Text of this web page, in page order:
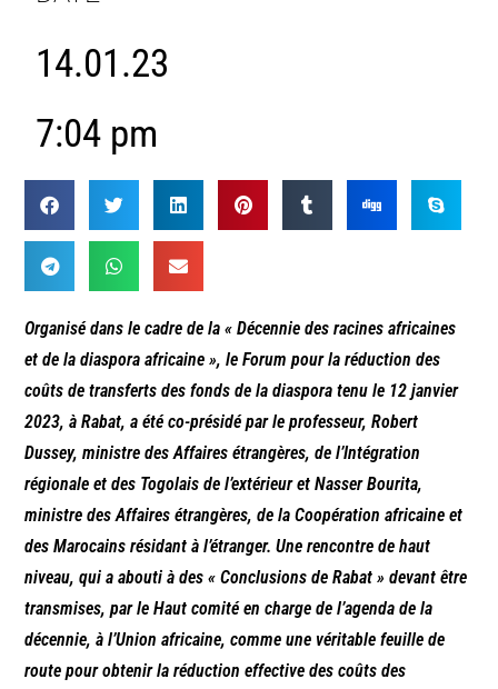
14.01.23
7:04 pm
Organisé dans le cadre de la « Décennie des racines africaines
et de la diaspora africaine », le Forum pour la réduction des
coûts de transferts des fonds de la diaspora tenu le 12 janvier
2023, à Rabat, a été co-présidé par le professeur, Robert
Dussey, ministre des Affaires étrangères, de l’Intégration
régionale et des Togolais de l’extérieur et Nasser Bourita,
ministre des Affaires étrangères, de la Coopération africaine et
des Marocains résidant à l’étranger. Une rencontre de haut
niveau, qui a abouti à des « Conclusions de Rabat » devant être
transmises, par le Haut comité en charge de l’agenda de la
décennie, à l’Union africaine, comme une véritable feuille de
route pour obtenir la réduction effective des coûts des